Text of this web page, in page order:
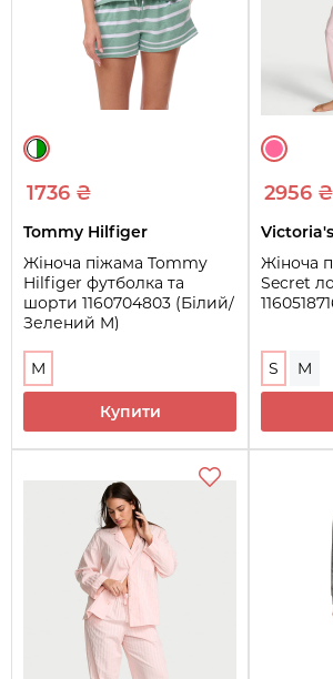
1736 ₴
Tommy Hilfiger
Жіноча піжама Tommy
Hilfiger футболка та
шорти 1160704803 (Білий/
Зелений M)
M
Купити
2956 ₴
Жіноча
Secret
S M